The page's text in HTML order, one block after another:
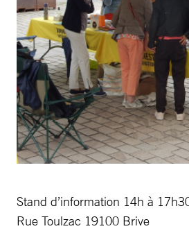
Stand d’information 14h à
Rue Toulzac 19100 Brive